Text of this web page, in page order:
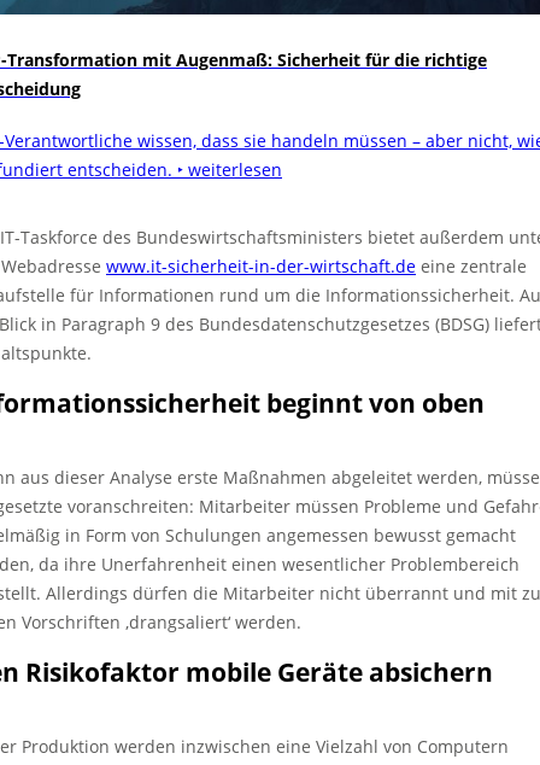
Transformation mit Augenmaß: Sicherheit für die richtige
Verantwortliche wissen, dass sie handeln müssen – aber nicht,
entscheiden. ‣ weiterlesen
Taskforce des Bundeswirtschaftsministers bietet außerdem
www.it-sicherheit-in-der-wirtschaft.de eine zentrale
für Informationen rund um die Informationssicherheit.
in Paragraph 9 des Bundesdatenschutzgesetzes (BDSG)
beginnt von oben
aus dieser Analyse erste Maßnahmen abgeleitet werden,
voranschreiten: Mitarbeiter müssen Probleme und
in Form von Schulungen angemessen bewusst gemacht
da ihre Unerfahrenheit einen wesentlicher Problembereich
Allerdings dürfen die Mitarbeiter nicht überrannt und mit zu
Vorschriften ‚drangsaliert‘ werden.
Risikofaktor mobile Geräte absichern
Produktion werden inzwischen eine Vielzahl von Computern